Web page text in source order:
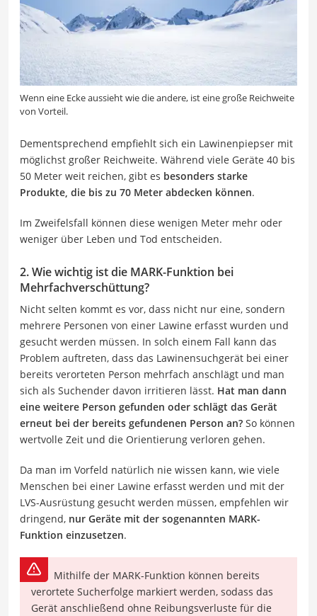
Wenn eine Ecke aussieht wie die andere, ist eine große Reichweite
von Vorteil.
Dementsprechend empfiehlt sich ein Lawinenpiepser mit
möglichst großer Reichweite. Während viele Geräte 40 bis
50 Meter weit reichen, gibt es besonders starke
Produkte, die bis zu 70 Meter abdecken können.
Im Zweifelsfall können diese wenigen Meter mehr oder
weniger über Leben und Tod entscheiden.
2. Wie wichtig ist die MARK-Funktion bei
Mehrfachverschüttung?
Nicht selten kommt es vor, dass nicht nur eine, sondern
mehrere Personen von einer Lawine erfasst wurden und
gesucht werden müssen. In solch einem Fall kann das
Problem auftreten, dass das Lawinensuchgerät bei einer
bereits verorteten Person mehrfach anschlägt und man
sich als Suchender davon irritieren lässt. Hat man dann
eine weitere Person gefunden oder schlägt das Gerät
erneut bei der bereits gefundenen Person an? So können
wertvolle Zeit und die Orientierung verloren gehen.
Da man im Vorfeld natürlich nie wissen kann, wie viele
Menschen bei einer Lawine erfasst werden und mit der
LVS-Ausrüstung gesucht werden müssen, empfehlen wir
dringend, nur Geräte mit der sogenannten MARK-
Funktion einzusetzen.
Mithilfe der MARK-Funktion können bereits
verortete Sucherfolge markiert werden, sodass das
Gerät anschließend ohne Reibungsverluste für die